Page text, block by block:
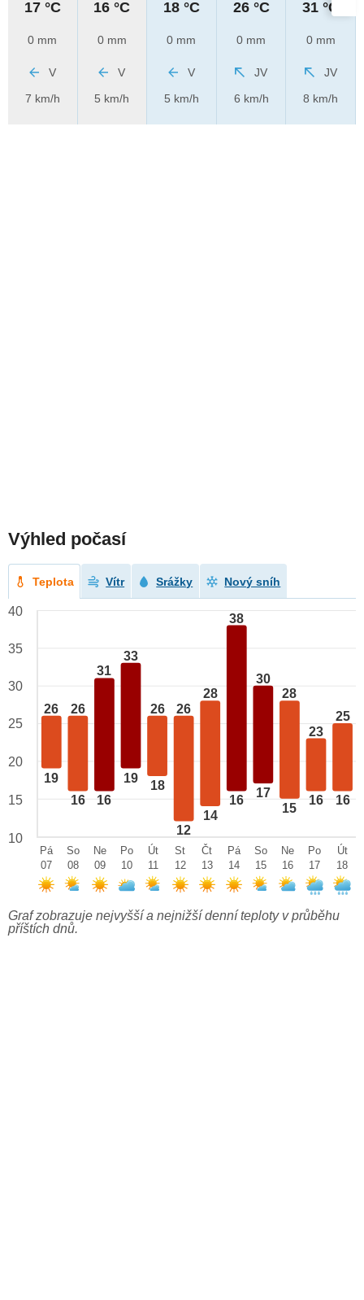
17 °C
0 mm
V
7 km/h
16 °C
0 mm
V
5 km/h
18 °C
0 mm
V
5 km/h
26 °C
0 mm
JV
6 km/h
31 °C
0 mm
JV
8 km/h
Výhled počasí
Teplota Vítr Srážky Nový sníh
26
19
26
16
31
16
33
19
26
18
26
12
28
14
38
16
30
17
28
15
23
16
25
16
40
35
30
25
20
15
10
Pá
07
So
08
Ne
09
Po
10
Út
11
St
12
Čt
13
Pá
14
So
15
Ne
16
Po
17
Út
18
Graf zobrazuje nejvyšší a nejnižší denní teploty v průběhu
příštích dnů.